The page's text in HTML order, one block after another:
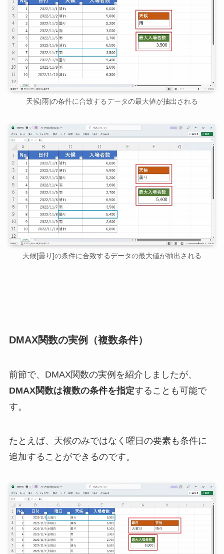
天候[雨]の条件に合致するデータの最大値が抽出される
天候[曇り]の条件に合致するデータの最大値が抽出される
DMAX関数の実例（複数条件）
前節で、DMAX関数の実例を紹介しましたが、
DMAX関数は複数の条件を指定することも可能で
す。
たとえば、天候のみではなく曜日の要素も条件に
追加することができるのです。